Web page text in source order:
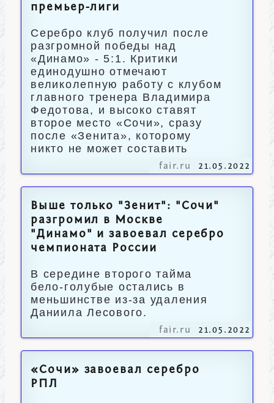
премьер-лиги
Серебро клуб получил после
разгромной победы над
«Динамо» - 5:1. Критики
единодушно отмечают
великолепную работу с клубом
главного тренера Владимира
Федотова, и высоко ставят
второе место «Сочи», сразу
после «Зенита», которому
никто не может составить
fair.ru 21.05.2022
Выше только "Зенит": "Сочи"
разгромил в Москве
"Динамо" и завоевал серебро
чемпионата России
В середине второго тайма
бело-голубые остались в
меньшинстве из-за удаления
Даниила Лесового.
fair.ru 21.05.2022
«Сочи» завоевал серебро
РПЛ